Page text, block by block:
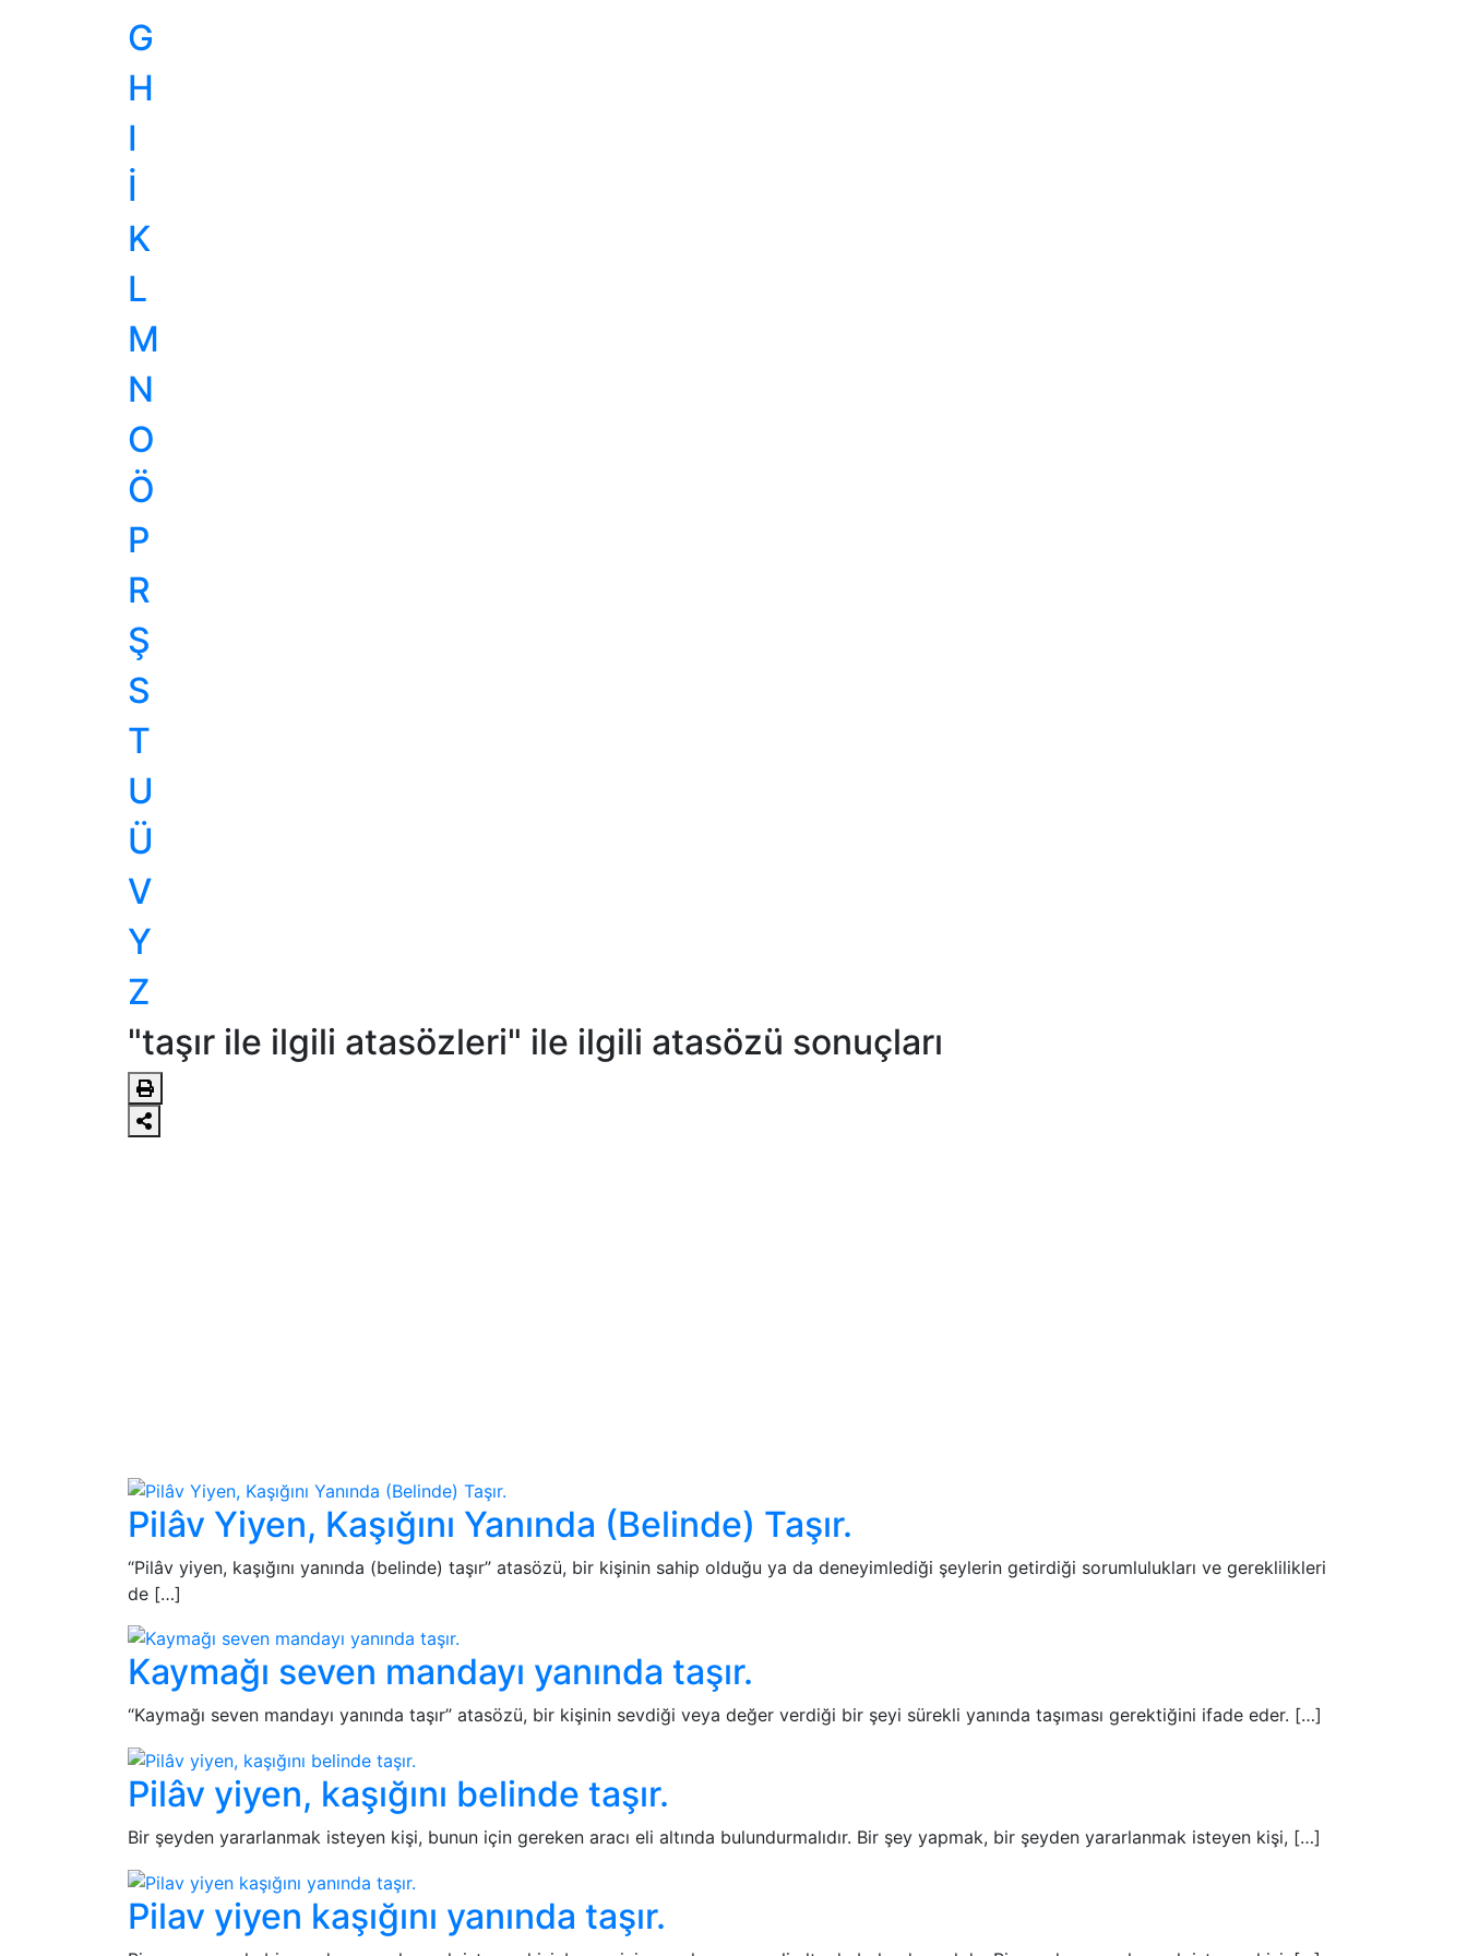
G
H
I
İ
K
L
M
N
O
Ö
P
R
Ş
S
T
U
Ü
V
Y
Z
"taşır ile ilgili atasözleri" ile ilgili atasözü sonuçları
Pilâv Yiyen, Kaşığını Yanında (Belinde) Taşır.
“Pilâv yiyen, kaşığını yanında (belinde) taşır” atasözü, bir kişinin sahip olduğu ya da deneyimlediği şeylerin getirdiği sorumlulukları ve gereklilikleri
de […]
Kaymağı seven mandayı yanında taşır.
“Kaymağı seven mandayı yanında taşır” atasözü, bir kişinin sevdiği veya değer verdiği bir şeyi sürekli yanında taşıması gerektiğini ifade eder. […]
Pilâv yiyen, kaşığını belinde taşır.
Bir şeyden yararlanmak isteyen kişi, bunun için gereken aracı eli altında bulundurmalıdır. Bir şey yapmak, bir şeyden yararlanmak isteyen kişi, […]
Pilav yiyen kaşığını yanında taşır.